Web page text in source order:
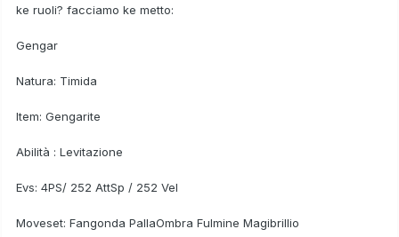
ke ruoli? facciamo ke metto:
Gengar
Natura: Timida
Item: Gengarite
Abilità : Levitazione
Evs: 4PS/ 252 AttSp / 252 Vel
Moveset: Fangonda PallaOmbra Fulmine Magibrillio